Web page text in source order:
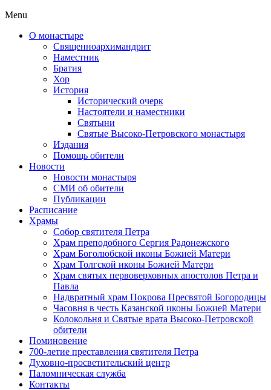
Menu
О монастыре
Священноархимандрит
Наместник
Братия
Хор
История
Исторический очерк
Настоятели и наместники
Святыни
Святые Высоко-Петровского монастыря
Издания
Помощь обители
Новости
Новости монастыря
СМИ об обители
Публикации
Расписание
Храмы
Собор святителя Петра
Храм преподобного Сергия Радонежского
Храм Боголюбской иконы Божией Матери
Храм Толгской иконы Божией Матери
Храм святых первоверховных апостолов Петра и
Павла
Надвратный храм Покрова Пресвятой Богородицы
Часовня в честь Казанской иконы Божией Матери
Колокольня и Святые врата Высоко-Петровской
обители
Поминовение
700-летие преставления святителя Петра
Духовно-просветительский центр
Паломническая служба
Контакты